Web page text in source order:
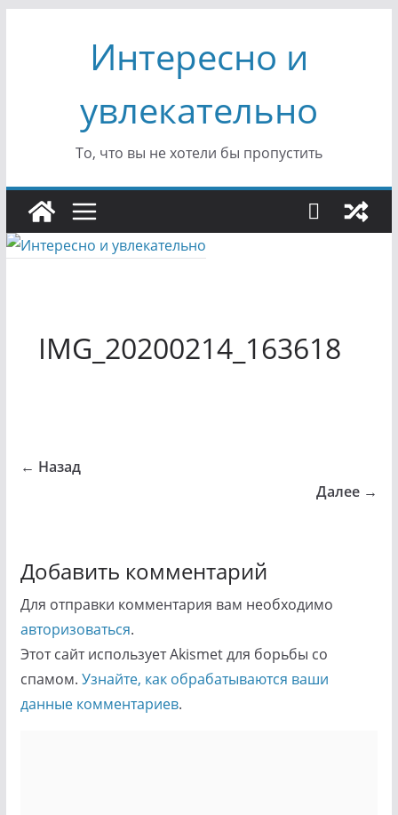
содержимомуИнтересно и
увлекательно
То, что вы не хотели бы пропустить
IMG_20200214_163618
← Назад
Далее →
Добавить комментарий
Для отправки комментария вам необходимо
авторизоваться.
Этот сайт использует Akismet для борьбы со
спамом. Узнайте, как обрабатываются ваши
данные комментариев.